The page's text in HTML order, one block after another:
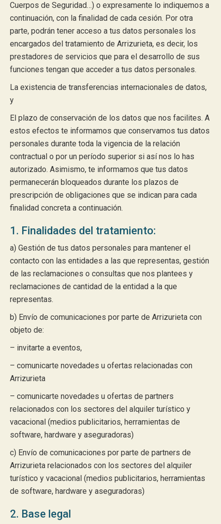
Cuerpos de Seguridad…) o expresamente lo indiquemos a
continuación, con la finalidad de cada cesión. Por otra
parte, podrán tener acceso a tus datos personales los
encargados del tratamiento de Arrizurieta, es decir, los
prestadores de servicios que para el desarrollo de sus
funciones tengan que acceder a tus datos personales.
La existencia de transferencias internacionales de datos,
y
El plazo de conservación de los datos que nos facilites. A
estos efectos te informamos que conservamos tus datos
personales durante toda la vigencia de la relación
contractual o por un período superior si así nos lo has
autorizado. Asimismo, te informamos que tus datos
permanecerán bloqueados durante los plazos de
prescripción de obligaciones que se indican para cada
finalidad concreta a continuación.
1. Finalidades del tratamiento:
a) Gestión de tus datos personales para mantener el
contacto con las entidades a las que representas, gestión
de las reclamaciones o consultas que nos plantees y
reclamaciones de cantidad de la entidad a la que
representas.
b) Envío de comunicaciones por parte de Arrizurieta con
objeto de:
– invitarte a eventos,
– comunicarte novedades u ofertas relacionadas con
Arrizurieta
– comunicarte novedades u ofertas de partners
relacionados con los sectores del alquiler turístico y
vacacional (medios publicitarios, herramientas de
software, hardware y aseguradoras)
c) Envío de comunicaciones por parte de partners de
Arrizurieta relacionados con los sectores del alquiler
turístico y vacacional (medios publicitarios, herramientas
de software, hardware y aseguradoras)
2. Base legal